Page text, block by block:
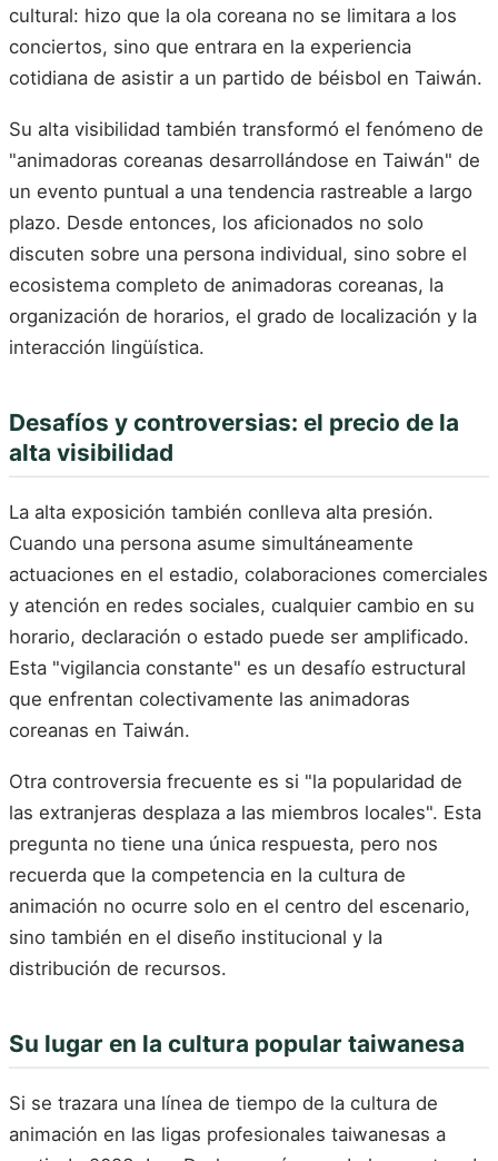
cultural: hizo que la ola coreana no se limitara a los
conciertos, sino que entrara en la experiencia
cotidiana de asistir a un partido de béisbol en Taiwán.
Su alta visibilidad también transformó el fenómeno de
"animadoras coreanas desarrollándose en Taiwán" de
un evento puntual a una tendencia rastreable a largo
plazo. Desde entonces, los aficionados no solo
discuten sobre una persona individual, sino sobre el
ecosistema completo de animadoras coreanas, la
organización de horarios, el grado de localización y la
interacción lingüística.
Desafíos y controversias: el precio de la
alta visibilidad
La alta exposición también conlleva alta presión.
Cuando una persona asume simultáneamente
actuaciones en el estadio, colaboraciones comerciales
y atención en redes sociales, cualquier cambio en su
horario, declaración o estado puede ser amplificado.
Esta "vigilancia constante" es un desafío estructural
que enfrentan colectivamente las animadoras
coreanas en Taiwán.
Otra controversia frecuente es si "la popularidad de
las extranjeras desplaza a las miembros locales". Esta
pregunta no tiene una única respuesta, pero nos
recuerda que la competencia en la cultura de
animación no ocurre solo en el centro del escenario,
sino también en el diseño institucional y la
distribución de recursos.
Su lugar en la cultura popular taiwanesa
Si se trazara una línea de tiempo de la cultura de
animación en las ligas profesionales taiwanesas a